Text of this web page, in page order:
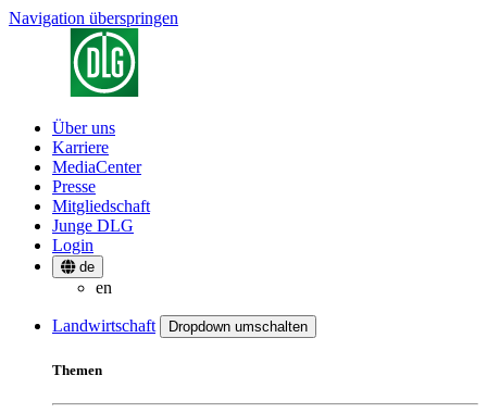
Navigation überspringen
Über uns
Karriere
MediaCenter
Presse
Mitgliedschaft
Junge DLG
Login
de
en
Landwirtschaft Dropdown umschalten
Themen